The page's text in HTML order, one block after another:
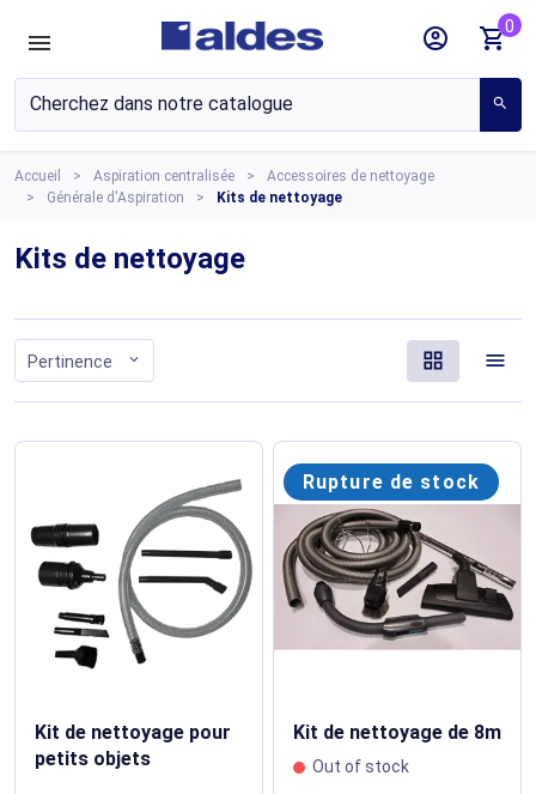
search
account_circle shopping_cart0
Accueil Aspiration centralisée
Accessoires de nettoyage
Générale d'Aspiration
Kits de nettoyage
Kits de nettoyage
Pertinence expand_more grid_view menu
Kit de nettoyage pour
petits objets
Rupture de stock
Kit de nettoyage de 8m
Out of stock